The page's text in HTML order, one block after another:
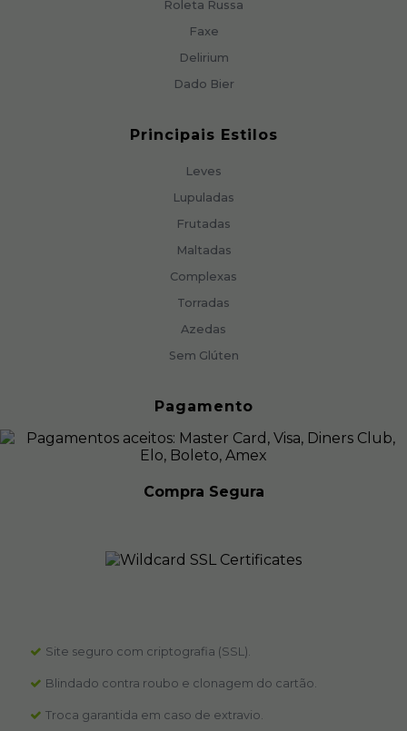
Roleta Russa
Faxe
Delirium
Dado Bier
Principais Estilos
Leves
Lupuladas
Frutadas
Maltadas
Complexas
Torradas
Azedas
Sem Glúten
Pagamento
Compra Segura
Site seguro com criptografia (SSL).
Blindado contra roubo e clonagem do cartão.
Troca garantida em caso de extravio.